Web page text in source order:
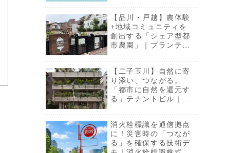
【品川・戸越】農体験
+地域コミュニティを
創出する「シェア型都
市農園」｜プランティ
【二子玉川】自然に寄
り添い、つながる。
「都市に自然を還元す
る」テナントビル｜株
消火栓標識を通信拠点
に！災害時の「つなが
る」を確保する技術デ